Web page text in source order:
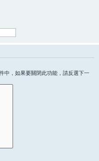
中，如果要關閉此功能，請反選下一